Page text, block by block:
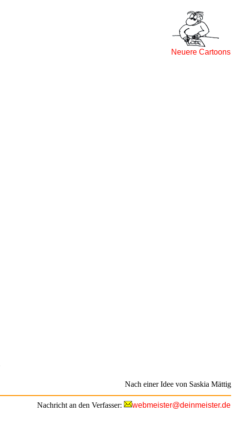
Neuere Cartoons
Nach einer Idee von Saskia Mättig
Nachricht an den Verfasser: webmeister@deinmeister.de